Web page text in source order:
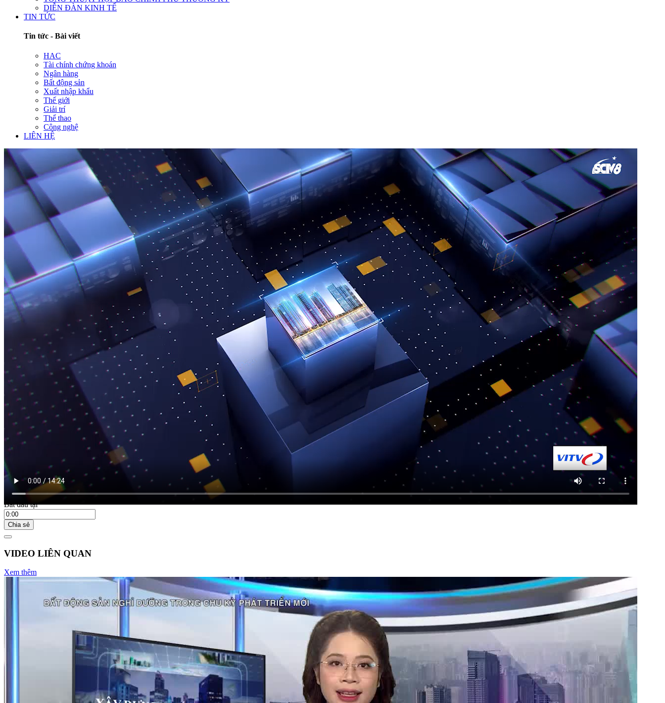
DIỄN ĐÀN KINH TẾ
TIN TỨC
Tin tức - Bài viết
HAC
Tài chính chứng khoán
Ngân hàng
Bất động sản
Xuất nhập khẩu
Thế giới
Giải trí
Thể thao
Công nghệ
LIÊN HỆ
XÂY DỰNG VÀ BẤT ĐỘNG SẢN - CUỐI TUẦN
“Lãi suất cao tiếp tục tạo sức ép”
Nguồn: SCTV8 - VITV
19:45 ngày 04/04/2026
Bắt đầu tại
Chia sẻ
VIDEO LIÊN QUAN
Xem thêm